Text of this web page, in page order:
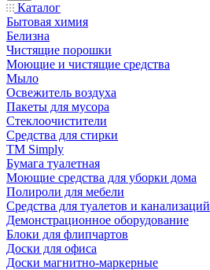
Каталог
Бытовая химия
Белизна
Чистящие порошки
Моющие и чистящие средства
Мыло
Освежитель воздуха
Пакеты для мусора
Стеклоочистители
Средства для стирки
TM Simply
Бумага туалетная
Моющие средства для уборки дома
Полироли для мебели
Средства для туалетов и канализаций
Демонстрационное оборудование
Блоки для флипчартов
Доски для офиса
Доски магнитно-маркерные